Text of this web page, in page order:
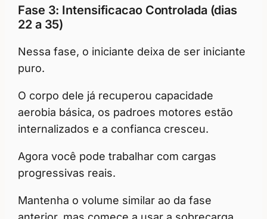
Fase 3: Intensificacao Controlada (dias
22 a 35)
Nessa fase, o iniciante deixa de ser iniciante
puro.
O corpo dele já recuperou capacidade
aerobia básica, os padroes motores estão
internalizados e a confianca cresceu.
Agora você pode trabalhar com cargas
progressivas reais.
Mantenha o volume similar ao da fase